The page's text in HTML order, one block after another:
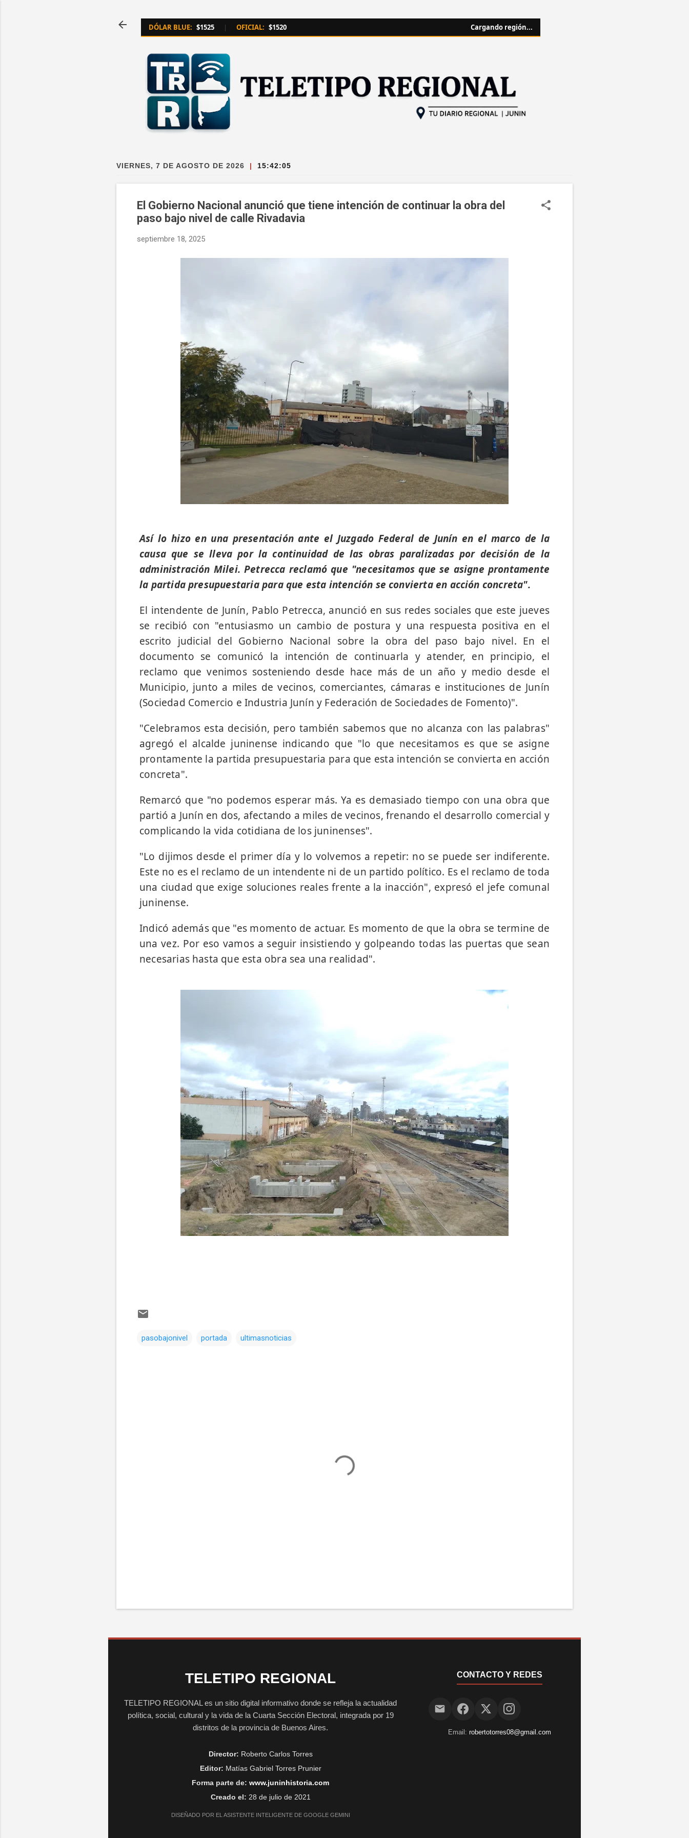
DÓLAR BLUE: $1525 | OFICIAL: $1520 Cargando región...
VIERNES, 7 DE AGOSTO DE 2026 | 15:42:06
El Gobierno Nacional anunció que tiene intención de continuar la obra del
paso bajo nivel de calle Rivadavia
septiembre 18, 2025
Así lo hizo en una presentación ante el Juzgado Federal de Junín en el marco de la
causa que se lleva por la continuidad de las obras paralizadas por decisión de la
administración Milei. Petrecca reclamó que "necesitamos que se asigne prontamente
la partida presupuestaria para que esta intención se convierta en acción concreta".
El intendente de Junín, Pablo Petrecca, anunció en sus redes sociales que este jueves
se recibió con "entusiasmo un cambio de postura y una respuesta positiva en el
escrito judicial del Gobierno Nacional sobre la obra del paso bajo nivel. En el
documento se comunicó la intención de continuarla y atender, en principio, el
reclamo que venimos sosteniendo desde hace más de un año y medio desde el
Municipio, junto a miles de vecinos, comerciantes, cámaras e instituciones de Junín
(Sociedad Comercio e Industria Junín y Federación de Sociedades de Fomento)".
"Celebramos esta decisión, pero también sabemos que no alcanza con las palabras"
agregó el alcalde juninense indicando que "lo que necesitamos es que se asigne
prontamente la partida presupuestaria para que esta intención se convierta en acción
concreta".
Remarcó que "no podemos esperar más. Ya es demasiado tiempo con una obra que
partió a Junín en dos, afectando a miles de vecinos, frenando el desarrollo comercial y
complicando la vida cotidiana de los juninenses".
"Lo dijimos desde el primer día y lo volvemos a repetir: no se puede ser indiferente.
Este no es el reclamo de un intendente ni de un partido político. Es el reclamo de toda
una ciudad que exige soluciones reales frente a la inacción", expresó el jefe comunal
juninense.
Indicó además que "es momento de actuar. Es momento de que la obra se termine de
una vez. Por eso vamos a seguir insistiendo y golpeando todas las puertas que sean
necesarias hasta que esta obra sea una realidad".
pasobajonivel portada ultimasnoticias
TELETIPO REGIONAL
TELETIPO REGIONAL es un sitio digital informativo donde se refleja la actualidad
política, social, cultural y la vida de la Cuarta Sección Electoral, integrada por 19
distritos de la provincia de Buenos Aires.
Director: Roberto Carlos Torres
Editor: Matías Gabriel Torres Prunier
Forma parte de: www.juninhistoria.com
Creado el: 28 de julio de 2021
DISEÑADO POR EL ASISTENTE INTELIGENTE DE GOOGLE GEMINI
CONTACTO Y REDES
Email: robertotorres08@gmail.com